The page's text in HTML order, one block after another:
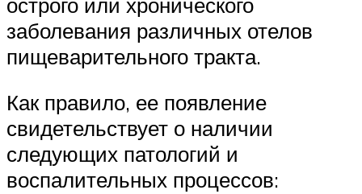
заболевания различных отелов
пищеварительного тракта.
Как правило, ее появление
свидетельствует о наличии
следующих патологий и
воспалительных процессов: